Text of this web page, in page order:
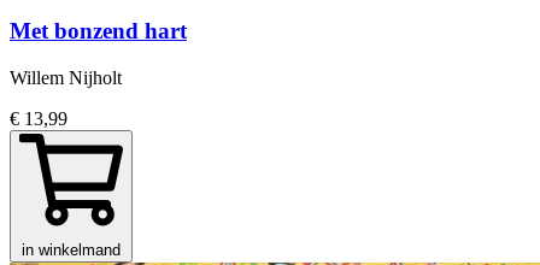
Met bonzend hart
Willem Nijholt
€ 13,99
in winkelmand